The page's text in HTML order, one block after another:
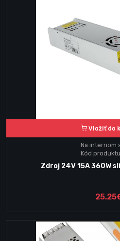
Vložiť do
Na internom
Kód produktu
Zdroj 24V 15A 360W